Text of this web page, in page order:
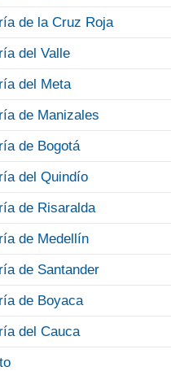
de la Cruz Roja
del Valle
del Meta
de Manizales
de Bogotá
del Quindío
de Risaralda
de Medellín
de Santander
de Boyaca
del Cauca